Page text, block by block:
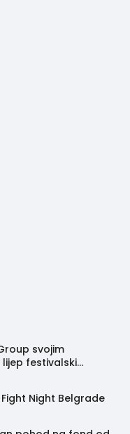
svojim
festivalski
Night Belgrade